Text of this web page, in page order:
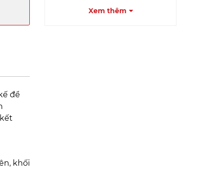
để
khối
Xem thêm